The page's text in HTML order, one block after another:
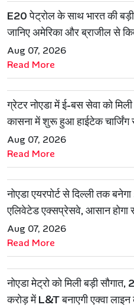
E20 पेट्रोल के साथ भारत की
जानिए अमेरिका और ब्राजील से
है एथेनॉल मॉडल
Aug 07, 2026
Read More
ग्रेटर नोएडा में ई-बस सेवा को मिली
कासना में शुरू हुआ हाईटेक
Aug 07, 2026
Read More
नोएडा एयरपोर्ट से दिल्ली तक
एलिवेटेड एक्सप्रेसवे, आसान होगा
Aug 07, 2026
Read More
नोएडा मेट्रो को मिली बड़ी
करोड़ में L&T बनाएगी एक्वा